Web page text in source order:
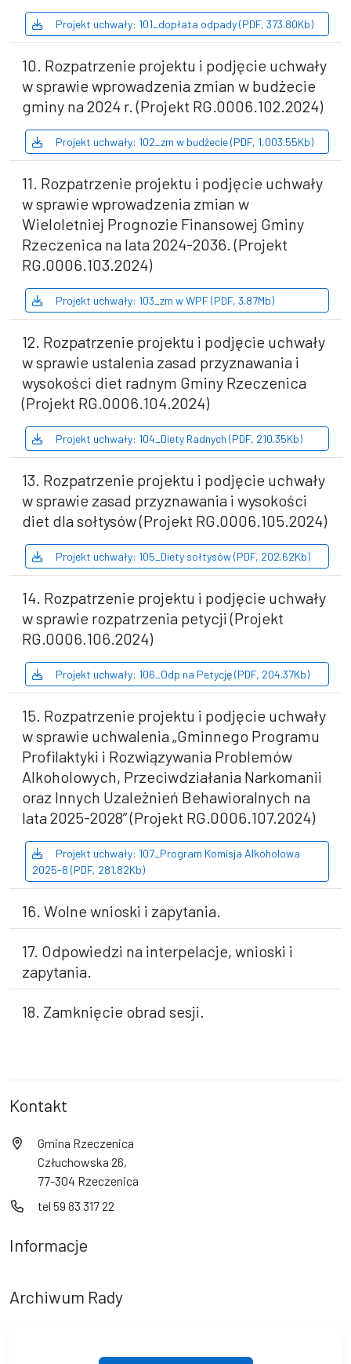
Projekt uchwały: 101_dopłata odpady (PDF, 373.80Kb)
10. Rozpatrzenie projektu i podjęcie uchwały
w sprawie wprowadzenia zmian w budżecie
gminy na 2024 r. (Projekt RG.0006.102.2024)
Projekt uchwały: 102_zm w budżecie (PDF, 1,003.55Kb)
11. Rozpatrzenie projektu i podjęcie uchwały
w sprawie wprowadzenia zmian w
Wieloletniej Prognozie Finansowej Gminy
Rzeczenica na lata 2024-2036. (Projekt
RG.0006.103.2024)
Projekt uchwały: 103_zm w WPF (PDF, 3.87Mb)
12. Rozpatrzenie projektu i podjęcie uchwały
w sprawie ustalenia zasad przyznawania i
wysokości diet radnym Gminy Rzeczenica
(Projekt RG.0006.104.2024)
Projekt uchwały: 104_Diety Radnych (PDF, 210.35Kb)
13. Rozpatrzenie projektu i podjęcie uchwały
w sprawie zasad przyznawania i wysokości
diet dla sołtysów (Projekt RG.0006.105.2024)
Projekt uchwały: 105_Diety sołtysów (PDF, 202.62Kb)
14. Rozpatrzenie projektu i podjęcie uchwały
w sprawie rozpatrzenia petycji (Projekt
RG.0006.106.2024)
Projekt uchwały: 106_Odp na Petycję (PDF, 204.37Kb)
15. Rozpatrzenie projektu i podjęcie uchwały
w sprawie uchwalenia „Gminnego Programu
Profilaktyki i Rozwiązywania Problemów
Alkoholowych, Przeciwdziałania Narkomanii
oraz Innych Uzależnień Behawioralnych na
lata 2025-2028” (Projekt RG.0006.107.2024)
Projekt uchwały: 107_Program Komisja Alkoholowa
2025-8 (PDF, 281.82Kb)
16. Wolne wnioski i zapytania.
17. Odpowiedzi na interpelacje, wnioski i
zapytania.
18. Zamknięcie obrad sesji.
Kontakt
Gmina Rzeczenica
Człuchowska 26,
77-304 Rzeczenica
tel 59 83 317 22
Informacje
Archiwum Rady